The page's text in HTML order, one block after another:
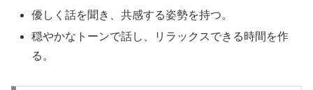
優しく話を聞き、共感する姿勢を持つ。
穏やかなトーンで話し、リラックスできる時間を作
る。